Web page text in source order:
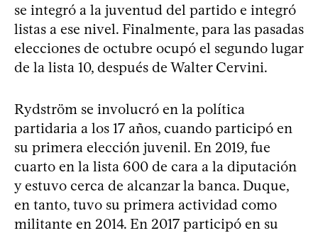
se integró a la juventud del partido e integró
listas a ese nivel. Finalmente, para las pasadas
elecciones de octubre ocupó el segundo lugar
de la lista 10, después de Walter Cervini.
Rydström se involucró en la política
partidaria a los 17 años, cuando participó en
su primera elección juvenil. En 2019, fue
cuarto en la lista 600 de cara a la diputación
y estuvo cerca de alcanzar la banca. Duque,
en tanto, tuvo su primera actividad como
militante en 2014. En 2017 participó en su